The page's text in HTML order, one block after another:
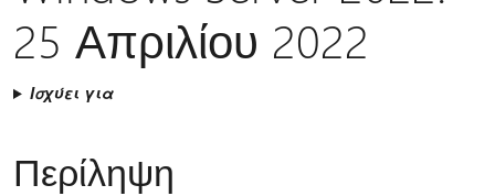
25 Απριλίου 2022
Ισχύει για
Περίληψη